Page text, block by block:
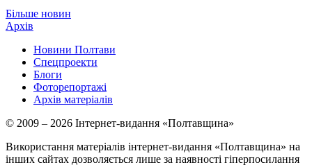
Більше новин
Архів
Новини Полтави
Спецпроекти
Блоги
Фоторепортажі
Архів матеріалів
© 2009 – 2026 Інтернет-видання «Полтавщина»
Використання матеріалів інтернет-видання «Полтавщина» на
інших сайтах дозволяється лише за наявності гіперпосилання